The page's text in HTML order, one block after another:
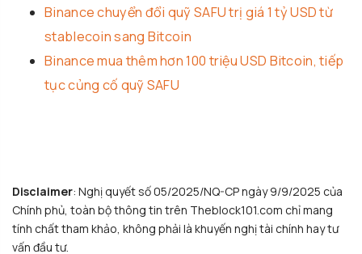
Binance chuyển đổi quỹ SAFU trị giá 1 tỷ USD từ
stablecoin sang Bitcoin
Binance mua thêm hơn 100 triệu USD Bitcoin, tiếp
tục củng cố quỹ SAFU
Disclaimer: Nghị quyết số 05/2025/NQ-CP ngày 9/9/2025 của
Chính phủ, toàn bộ thông tin trên Theblock101.com chỉ mang
tính chất tham khảo, không phải là khuyến nghị tài chính hay tư
vấn đầu tư.